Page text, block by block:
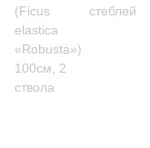
(Ficus
elastica
«Robusta»)
100см, 2
ствола
стеблей